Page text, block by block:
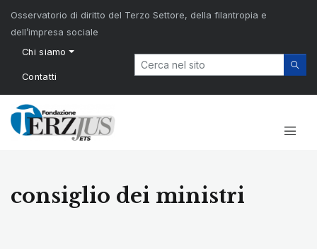
Osservatorio di diritto del Terzo Settore, della filantropia e
dell’impresa sociale
Chi siamo
Contatti
consiglio dei ministri